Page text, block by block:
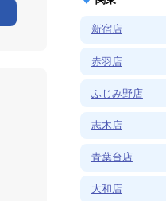
新宿店
赤羽店
ふじみ野店
志木店
青葉台店
大和店